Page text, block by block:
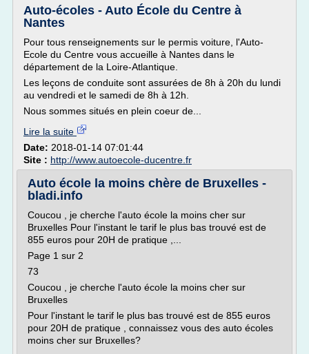
Auto-écoles - Auto École du Centre à
Nantes
Pour tous renseignements sur le permis voiture, l'Auto-
Ecole du Centre vous accueille à Nantes dans le
département de la Loire-Atlantique.
Les leçons de conduite sont assurées de 8h à 20h du lundi
au vendredi et le samedi de 8h à 12h.
Nous sommes situés en plein coeur de...
Lire la suite
Date: 2018-01-14 07:01:44
Site : http://www.autoecole-ducentre.fr
Auto école la moins chère de Bruxelles -
bladi.info
Coucou , je cherche l'auto école la moins cher sur
Bruxelles Pour l'instant le tarif le plus bas trouvé est de
855 euros pour 20H de pratique ,...
Page 1 sur 2
73
Coucou , je cherche l'auto école la moins cher sur
Bruxelles
Pour l'instant le tarif le plus bas trouvé est de 855 euros
pour 20H de pratique , connaissez vous des auto écoles
moins cher sur Bruxelles?